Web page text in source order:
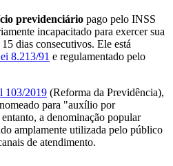
previdenciário pago pelo INSS
incapacitado para exercer sua
dias consecutivos. Ele está
8.213/91 e regulamentado pelo
103/2019 (Reforma da Previdência),
para "auxílio por
a denominação popular
amplamente utilizada pelo público
de atendimento.